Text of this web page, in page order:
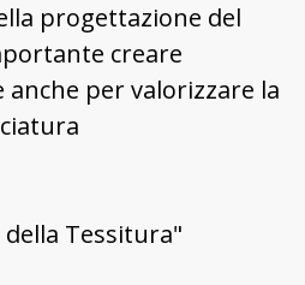
progettazione del
creare
per valorizzare la
della Tessitura"